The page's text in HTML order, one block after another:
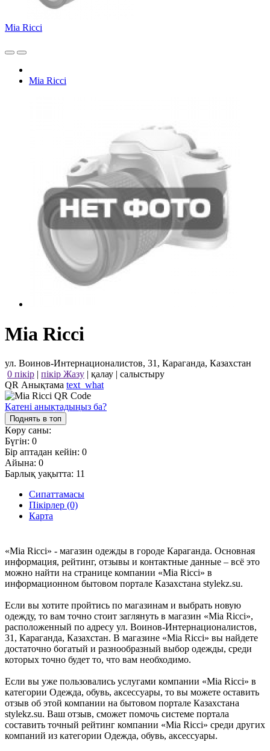
Mia Ricci
Mia Ricci
Mia Ricci
ул. Воинов-Интернационалистов, 31, Караганда, Казахстан
0 пікір | пікір Жазу | қалау | салыстыру
QR Анықтама text_what
Қатені анықтадыңыз ба?
Поднять в топ
Көру саны:
Бүгін: 0
Бір аптадан кейін: 0
Айына: 0
Барлық уақытта: 11
Сипаттамасы
Пікірлер (0)
Карта
«Mia Ricci» - магазин одежды в городе Караганда. Основная
информация, рейтинг, отзывы и контактные данные – всё это
можно найти на странице компании «Mia Ricci» в
информационном бытовом портале Казахстана stylekz.su.
Если вы хотите пройтись по магазинам и выбрать новую
одежду, то вам точно стоит заглянуть в магазин «Mia Ricci»,
расположенный по адресу ул. Воинов-Интернационалистов,
31, Караганда, Казахстан. В магазине «Mia Ricci» вы найдете
достаточно богатый и разнообразный выбор одежды, среди
которых точно будет то, что вам необходимо.
Если вы уже пользовались услугами компании «Mia Ricci» в
категории Одежда, обувь, аксессуары, то вы можете оставить
отзыв об этой компании на бытовом портале Казахстана
stylekz.su. Ваш отзыв, сможет помочь системе портала
составить точный рейтинг компании «Mia Ricci» среди других
компаний из категории Одежда, обувь, аксессуары.